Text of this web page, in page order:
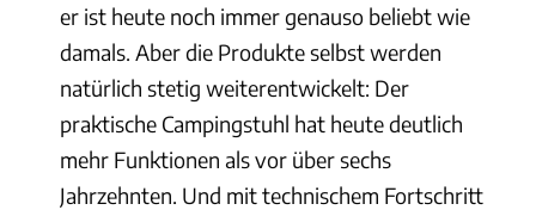
er ist heute noch immer genauso beliebt wie
damals. Aber die Produkte selbst werden
natürlich stetig weiterentwickelt: Der
praktische Campingstuhl hat heute deutlich
mehr Funktionen als vor über sechs
Jahrzehnten. Und mit technischem Fortschritt